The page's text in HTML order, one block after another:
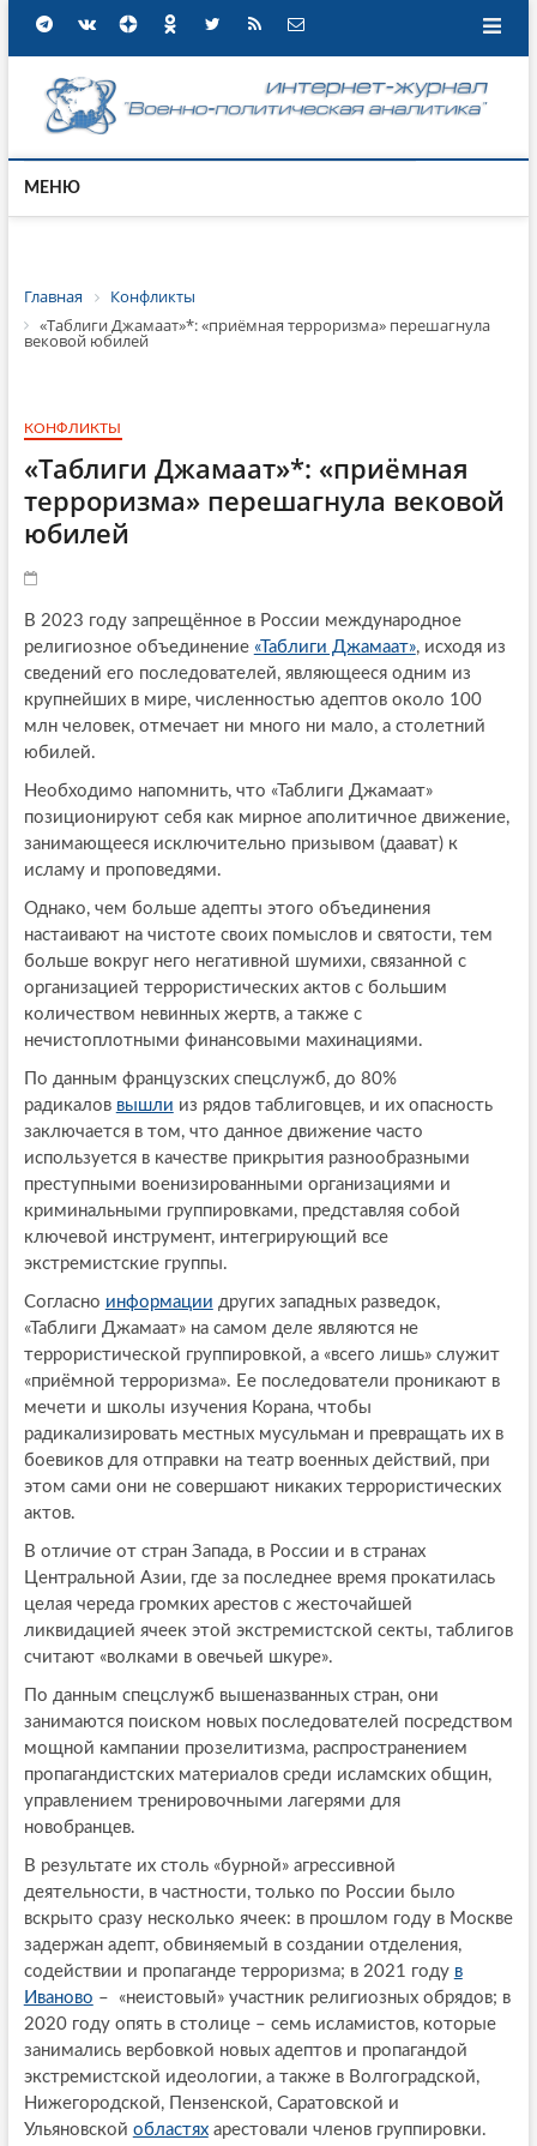
МЕНЮ
Главная
Конфликты
«Таблиги Джамаат»*: «приёмная терроризма» перешагнула
вековой юбилей
КОНФЛИКТЫ
«Таблиги Джамаат»*: «приёмная
терроризма» перешагнула вековой
юбилей
В 2023 году запрещённое в России международное
религиозное объединение «Таблиги Джамаат», исходя из
сведений его последователей, являющееся одним из
крупнейших в мире, численностью адептов около 100
млн человек, отмечает ни много ни мало, а столетний
юбилей.
Необходимо напомнить, что «Таблиги Джамаат»
позиционируют себя как мирное аполитичное движение,
занимающееся исключительно призывом (даават) к
исламу и проповедями.
Однако, чем больше адепты этого объединения
настаивают на чистоте своих помыслов и святости, тем
больше вокруг него негативной шумихи, связанной с
организацией террористических актов с большим
количеством невинных жертв, а также с
нечистоплотными финансовыми махинациями.
По данным французских спецслужб, до 80%
радикалов вышли из рядов таблиговцев, и их опасность
заключается в том, что данное движение часто
используется в качестве прикрытия разнообразными
преступными военизированными организациями и
криминальными группировками, представляя собой
ключевой инструмент, интегрирующий все
экстремистские группы.
Согласно информации других западных разведок,
«Таблиги Джамаат» на самом деле являются не
террористической группировкой, а «всего лишь» служит
«приёмной терроризма». Ее последователи проникают в
мечети и школы изучения Корана, чтобы
радикализировать местных мусульман и превращать их в
боевиков для отправки на театр военных действий, при
этом сами они не совершают никаких террористических
актов.
В отличие от стран Запада, в России и в странах
Центральной Азии, где за последнее время прокатилась
целая череда громких арестов с жесточайшей
ликвидацией ячеек этой экстремистской секты, таблигов
считают «волками в овечьей шкуре».
По данным спецслужб вышеназванных стран, они
занимаются поиском новых последователей посредством
мощной кампании прозелитизма, распространением
пропагандистских материалов среди исламских общин,
управлением тренировочными лагерями для
новобранцев.
В результате их столь «бурной» агрессивной
деятельности, в частности, только по России было
вскрыто сразу несколько ячеек: в прошлом году в Москве
задержан адепт, обвиняемый в создании отделения,
содействии и пропаганде терроризма; в 2021 году в
Иваново – «неистовый» участник религиозных обрядов; в
2020 году опять в столице – семь исламистов, которые
занимались вербовкой новых адептов и пропагандой
экстремистской идеологии, а также в Волгоградской,
Нижегородской, Пензенской, Саратовской и
Ульяновской областяхарестовали членов группировки.